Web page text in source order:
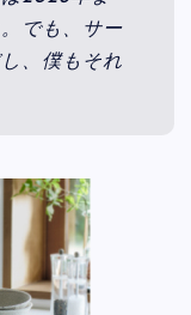
でも、サー
、僕もそれ